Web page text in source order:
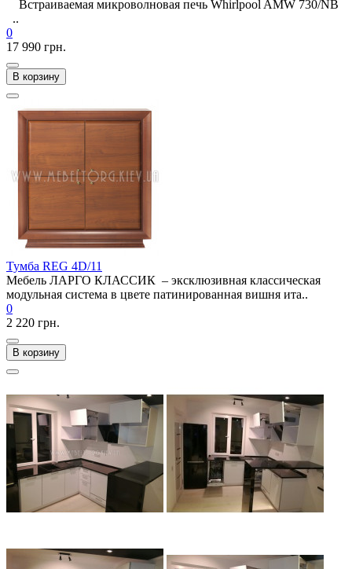
Встраиваемая микроволновая печь Whirlpool AMW 730/NB
..
0
17 990 грн.
В корзину
Тумба REG 4D/11
Мебель ЛАРГО КЛАССИК – эксклюзивная классическая
модульная система в цвете патинированная вишня ита..
0
2 220 грн.
В корзину